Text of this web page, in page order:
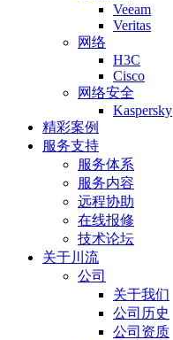
Veeam
Veritas
网络
H3C
Cisco
网络安全
Kaspersky
精彩案例
服务支持
服务体系
服务内容
远程协助
在线报修
技术论坛
关于川流
公司
关于我们
公司历史
公司资质